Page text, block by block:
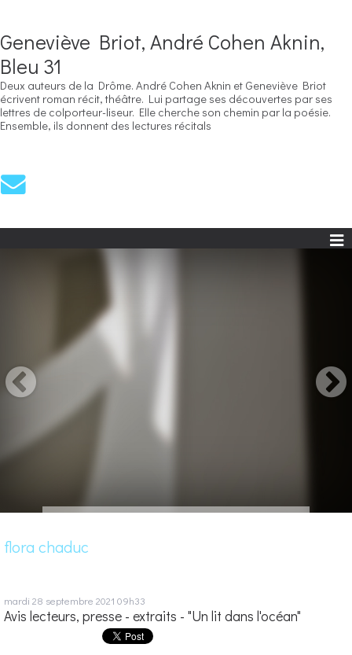
Geneviève Briot, André Cohen Aknin,
Bleu 31
Deux auteurs de la Drôme. André Cohen Aknin et Geneviève Briot
écrivent roman récit, théâtre. Lui partage ses découvertes par ses
lettres de colporteur-liseur. Elle cherche son chemin par la poésie.
Ensemble, ils donnent des lectures récitals
flora chaduc
mardi 28 septembre 2021 09h33
Avis lecteurs, presse - extraits - "Un lit dans l'océan"